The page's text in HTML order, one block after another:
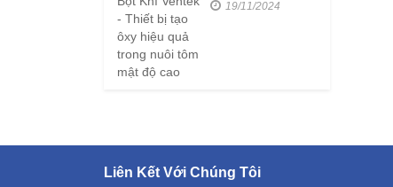
19/11/2024
Liên Kết Với Chúng Tôi